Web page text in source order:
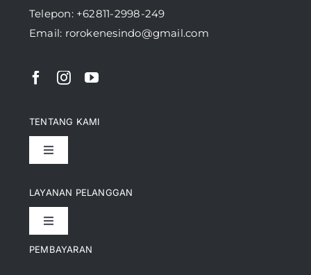
Telepon: +62811-2998-249
Email: rorokenesindo@gmail.com
LAYANAN PELANGGAN
Toggle
Kontak
TENTANG KAMI
Toggle
Pencapaian
Artikel
PEMBAYARAN